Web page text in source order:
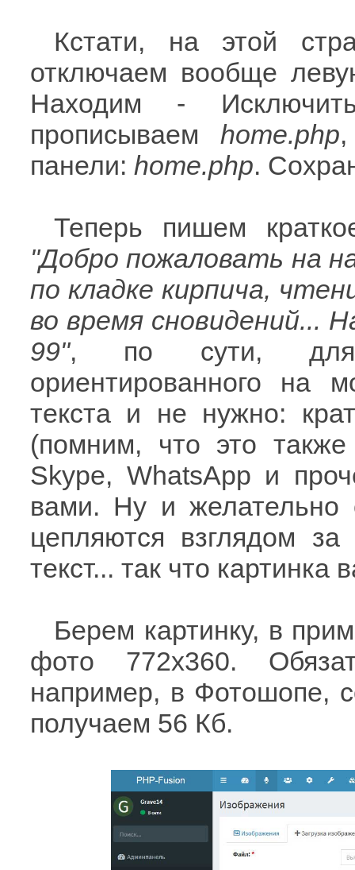
Кстати, на этой
отключаем вообще
Находим -
прописываем home.php
панели: home.php.
Теперь пишем
"Добро пожаловать на
по кладке кирпича,
во время сновидений...
99", по сути, для
ориентированного на
текста и не нужно:
(помним, что это
Skype, WhatsApp и
вами. Ну и желательно
цепляются взглядом
текст... так что
Берем картинку, в
фото 772х360.
например, в Фотошопе,
получаем 56 Кб.